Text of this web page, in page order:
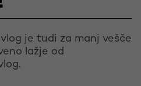
je tudi za manj vešče
lažje od